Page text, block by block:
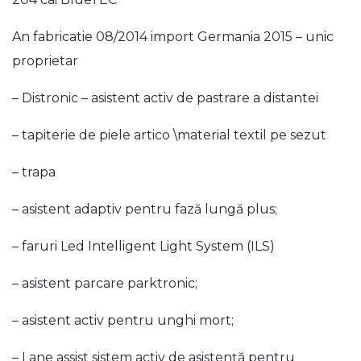
An fabricatie 08/2014 import Germania 2015 – unic
proprietar
– Distronic – asistent activ de pastrare a distantei
– tapiterie de piele artico \material textil pe sezut
– trapa
– asistent adaptiv pentru fază lungă plus;
– faruri Led Intelligent Light System (ILS)
– asistent parcare parktronic;
– asistent activ pentru unghi mort;
– Lane assist sistem activ de asistenţă pentru